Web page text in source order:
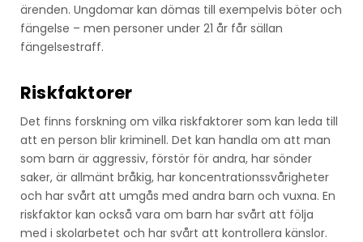
ärenden. Ungdomar kan dömas till exempelvis böter och
fängelse – men personer under 21 år får sällan
fängelsestraff.
Riskfaktorer
Det finns forskning om vilka riskfaktorer som kan leda till
att en person blir kriminell. Det kan handla om att man
som barn är aggressiv, förstör för andra, har sönder
saker, är allmänt bråkig, har koncentrationssvårigheter
och har svårt att umgås med andra barn och vuxna. En
riskfaktor kan också vara om barn har svårt att följa
med i skolarbetet och har svårt att kontrollera känslor.